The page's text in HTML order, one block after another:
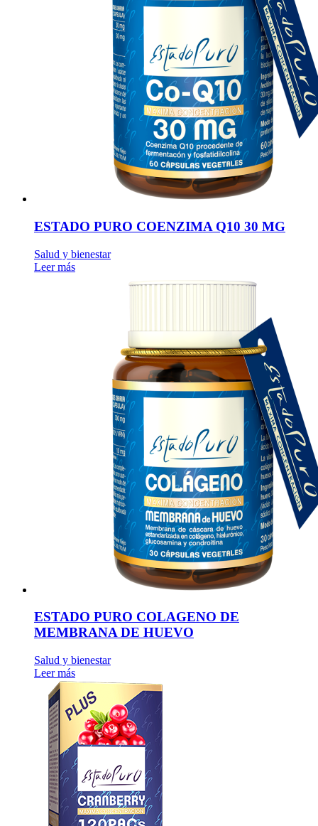
ESTADO PURO COENZIMA Q10 30 MG
Salud y bienestar
Leer más
ESTADO PURO COLAGENO DE
MEMBRANA DE HUEVO
Salud y bienestar
Leer más